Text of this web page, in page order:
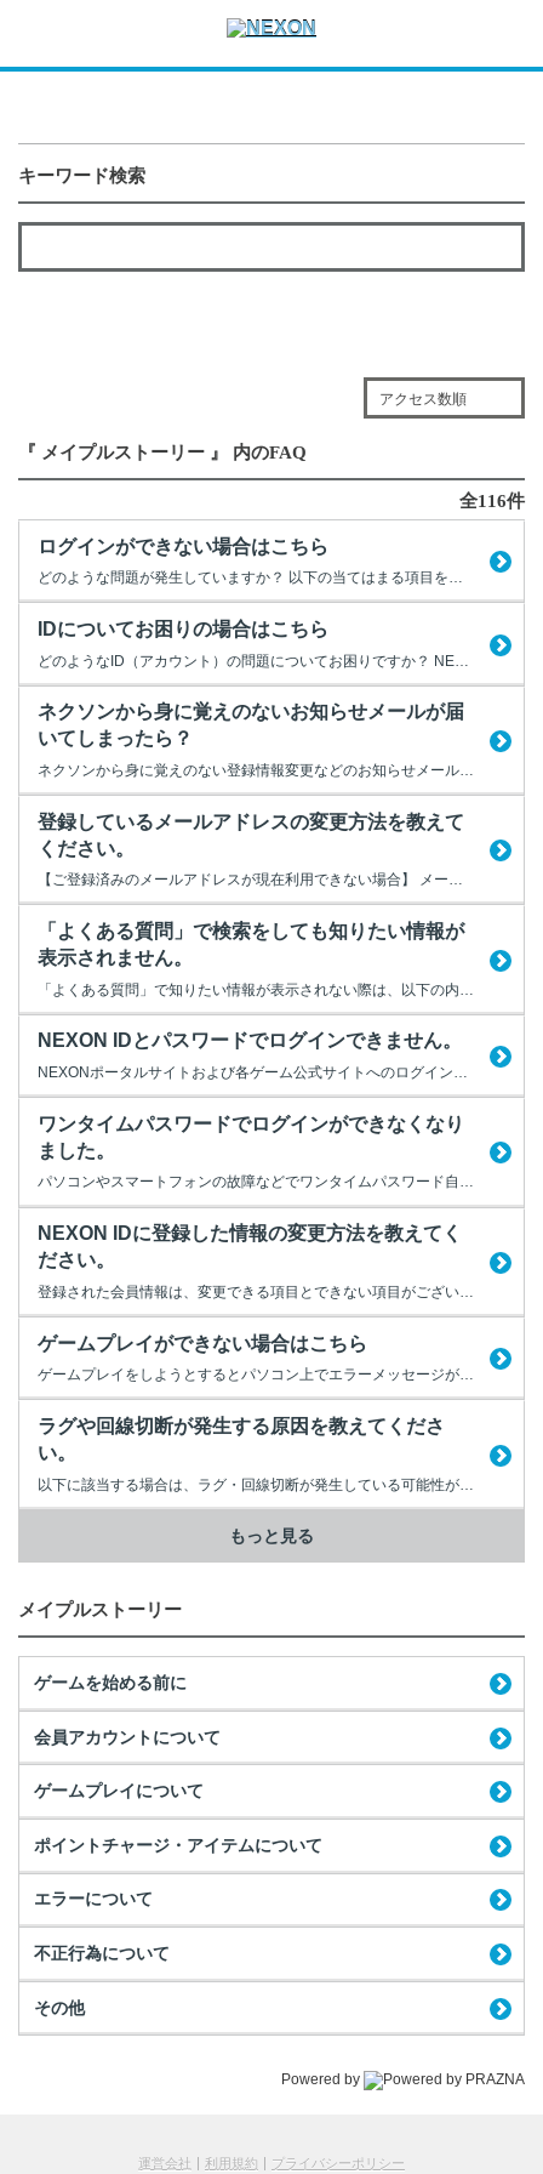
キーワード検索
アクセス数順
『 メイプルストーリー 』 内のFAQ
全116件
ログインができない場合はこちら
どのような問題が発生していますか？ 以下の当てはまる項目を選択してください。
IDについてお困りの場合はこちら
ネクソンから身に覚えのないお知らせメールが届
いてしまったら？
ネクソンから身に覚えのない登録情報変更などのお知らせメールが届いた場合は、該当するNEXON IDのパスワード変更を行ってください。 【NEXONポータルサイト マイページ】 https://jp.nexon.com/mypage/ なお、身に覚えのないお知らせメールが届いた場合は、ネクソンを装ったフィッシングメールの可能性があります。 メール本文内のリンクは利用せず、普...
登録しているメールアドレスの変更方法を教えて
ください。
【ご登録済みのメールアドレスが現在利用できない場合】 メールアドレスを破棄してしまった場合や失効した場合は、以下のページをご確認ください。 【ログインでお困りの方】 https://jp.nexon.com/login/help-login 【ご登録済みのメールアドレスが現在利用できる場合】 下記の手順にて、メールアドレスの変更手続きを行ってください。 ・変更手順...
「よくある質問」で検索をしても知りたい情報が
表示されません。
NEXON IDとパスワードでログインできません。
NEXONポータルサイトおよび各ゲーム公式サイトへのログインができない場合、以下の理由が考えられます。 ■メンテナンス中だった メンテナンス等の理由により、ポータルサイトやゲームサーバーに一時的に接続できない場合があります。 メンテナンスを実施する日時につきましては、随時NEXONポータルサイトや各ゲームの公式サイトに掲示しております。 ■NEXON IDが相違している 以...
ワンタイムパスワードでログインができなくなり
ました。
パソコンやスマートフォンの故障などでワンタイムパスワード自体が利用できない、 設定した覚えがないワンタイムパスワードが設定された場合など、 ワンタイムパスワードが原因でログインできない場合は、 下記のフォームよりワンタイムパスワードの利用停止をお試しください。 ※停止後は新しいワンタイムパスワードの設定を推奨しています 【NEXONクイックサポート ワンタイムパスワード...
NEXON IDに登録した情報の変更方法を教えてく
ださい。
ゲームプレイができない場合はこちら
ゲームプレイをしようとするとパソコン上でエラーメッセージが表示するなどして正常にゲームプレイができない場合には、以下の当てはまる項目を選んでください。 NEXON ID/PWでのログインに関する問題や、NEXONポイントについての問題が発生していますか？ ログインやNEXONポイント以外のゲームに関する問題が発生していますか？
ラグや回線切断が発生する原因を教えてくださ
い。
もっと見る
メイプルストーリー
ゲームを始める前に
会員アカウントについて
ゲームプレイについて
ポイントチャージ・アイテムについて
エラーについて
不正行為について
その他
Powered by
運営会社 利用規約 プライバシーポリシー